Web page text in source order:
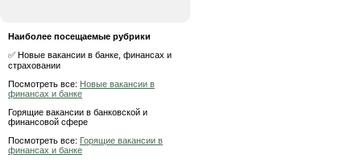
Наиболее посещаемые рубрики
✅ Новые вакансии в банке, финансах и
страховании
Посмотреть все: Новые вакансии в
финансах и банке
Горящие вакансии в банковской и
финансовой сфере
Посмотреть все: Горящие вакансии в
финансах и банке